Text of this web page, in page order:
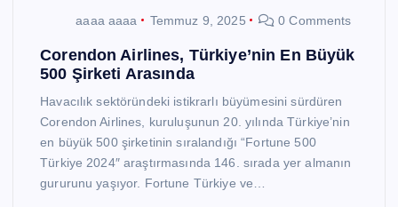
aaaa aaaa Temmuz 9, 2025 0 Comments
Corendon Airlines, Türkiye’nin En Büyük
500 Şirketi Arasında
Havacılık sektöründeki istikrarlı büyümesini sürdüren
Corendon Airlines, kuruluşunun 20. yılında Türkiye’nin
en büyük 500 şirketinin sıralandığı “Fortune 500
Türkiye 2024″ araştırmasında 146. sırada yer almanın
gururunu yaşıyor. Fortune Türkiye ve…